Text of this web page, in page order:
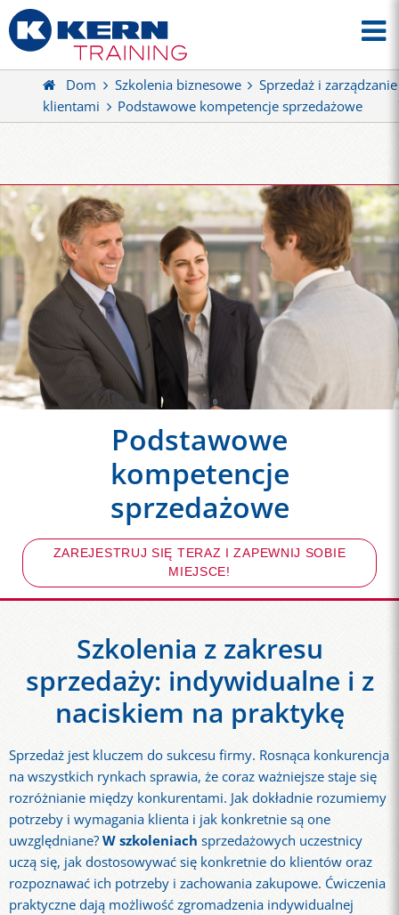
Dom Szkolenia biznesowe
Sprzedaż i zarządzanie
klientami
Podstawowe kompetencje sprzedażowe
Podstawowe
kompetencje
sprzedażowe
ZAREJESTRUJ SIĘ TERAZ I ZAPEWNIJ SOBIE
MIEJSCE!
Szkolenia z zakresu
sprzedaży: indywidualne i z
naciskiem na praktykę
Sprzedaż jest kluczem do sukcesu firmy. Rosnąca konkurencja
na wszystkich rynkach sprawia, że coraz ważniejsze staje się
rozróżnianie między konkurentami. Jak dokładnie rozumiemy
potrzeby i wymagania klienta i jak konkretnie są one
uwzględniane?W szkoleniach sprzedażowych uczestnicy
uczą się, jak dostosowywać się konkretnie do klientów oraz
rozpoznawać ich potrzeby i zachowania zakupowe. Ćwiczenia
praktyczne dają możliwość zgromadzenia indywidualnej